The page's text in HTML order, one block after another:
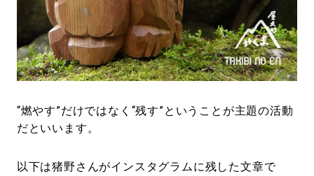
“燃やす”だけではなく“残す”ということが主題の活動
だといいます。
以下は猪野さんがインスタグラムに残した文章で